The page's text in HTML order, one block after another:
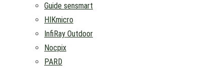
Guide sensmart
HIKmicro
InfiRay Outdoor
Nocpix
PARD